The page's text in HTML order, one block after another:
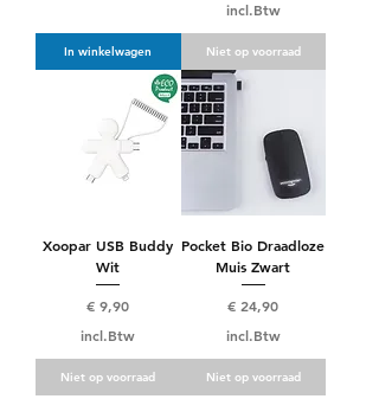
In winkelwagen
incl.Btw
Niet op voorraad
Xoopar USB Buddy
Wit
Prijs
€ 9,90
incl.Btw
Niet op voorraad
Pocket Bio Draadloze
Muis Zwart
Prijs
€ 24,90
incl.Btw
Niet op voorraad